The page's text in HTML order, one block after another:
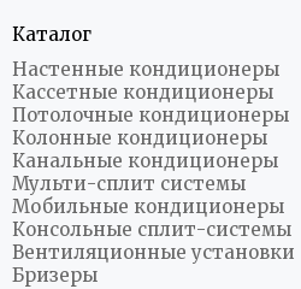
Каталог
Настенные кондиционеры
Кассетные кондиционеры
Потолочные кондиционеры
Колонные кондиционеры
Канальные кондиционеры
Мульти-сплит системы
Мобильные кондиционеры
Консольные сплит-системы
Вентиляционные установки
Бризеры